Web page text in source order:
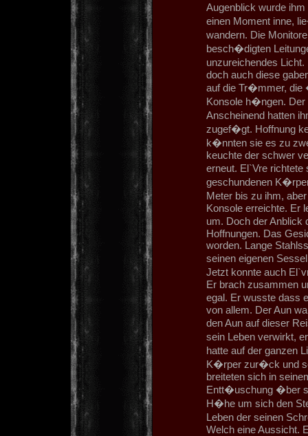
Augenblick wurde
einen Moment inne,
wandern. Die
besch�digten
unzureichendes
doch auch diese
auf die Tr�mmer, die
Konsole h�ngen.
Anscheinend hatten
zugef�gt. Hoffnung
k�nnten sie es zu
keuchte der schwer
erneut. El`Vre
geschundenen
Meter bis zu ihm,
Konsole erreichte. Er
um. Doch der
Hoffnungen. Das
worden. Lange
seinen eigenen
Jetzt konnte auch
Er brach zusammen
egal. Er wusste dass
von allem. Der Aun
den Aun auf dieser
sein Leben verwirkt,
hatte auf der ganzen
K�rper zur�ck und
breiteten sich in
Entt�uschung �ber
H�he um sich den
Leben der seinen
Welch eine Aussicht.